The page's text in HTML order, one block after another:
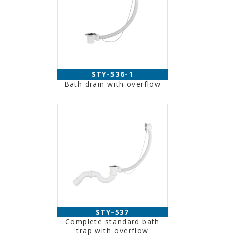
STY-536-1
Bath drain with overflow
STY-537
Complete standard bath
trap with overflow